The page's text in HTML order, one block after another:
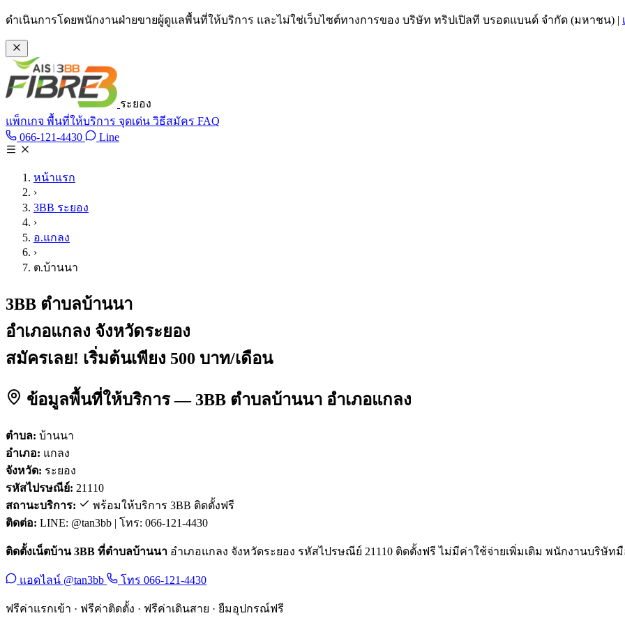
ข้ามไปเนื้อหาหลัก
ดำเนินการโดยพนักงานฝ่ายขายผู้ดูแลพื้นที่ให้บริการ และไม่ใช่เว็บไซต์ทางการของ บริษัท ทริปเปิลที บรอดแบนด์ จำกัด (มหาชน) |
ระยอง
แพ็กเกจ พื้นที่ให้บริการ จุดเด่น วิธีสมัคร FAQ
066-121-4430 โทร 066-121-4430
LineLine @tan3bb
หน้าแรก
›
3BB ระยอง
›
อ.แกลง
›
ต.บ้านนา
3BB ตำบลบ้านนา
อำเภอแกลง จังหวัดระยอง
สมัครเลย! เริ่มต้นเพียง 500 บาท/เดือน
ข้อมูลพื้นที่ให้บริการ — 3BB ตำบลบ้านนา อำเภอแกลง
ตำบล: บ้านนา
อำเภอ: แกลง
จังหวัด: ระยอง
รหัสไปรษณีย์: 21110
สถานะบริการ:
พร้อมให้บริการ 3BB ติดตั้งฟรี
ติดต่อ: LINE: @tan3bb | โทร: 066-121-4430
ติดตั้งเน็ตบ้าน 3BB ที่ตำบลบ้านนา อำเภอแกลง จังหวัดระยอง รหัสไปรษณีย์ 21110 ติดตั้งฟรี ไม่มีค่าใช้จ่ายเพิ่มเติม พนักงานบริษั
แอดไลน์ @tan3bb โทร 066-121-4430
ฟรีค่าแรกเข้า · ฟรีค่าติดตั้ง · ฟรีค่าเดินสาย · ยืมอุปกรณ์ฟรี